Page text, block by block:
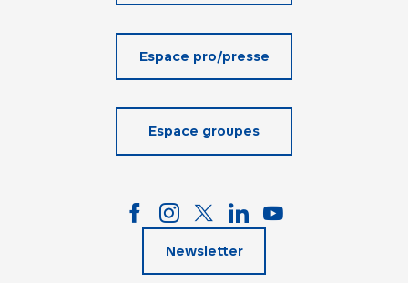
Espace pro/presse
Espace groupes
Newsletter